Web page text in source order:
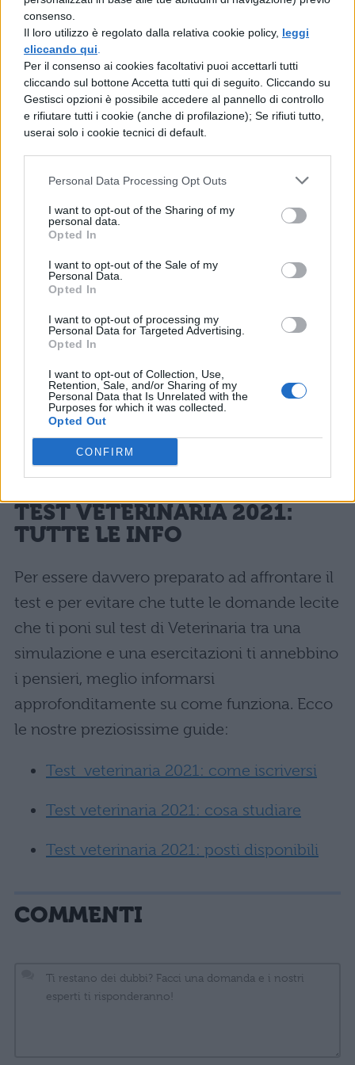
consenso.
Il loro utilizzo è regolato dalla relativa cookie policy, leggi
cliccando qui
Per il consenso ai cookies facoltativi puoi accettarli tutti
cliccando sul bottone Accetta tutti qui di seguito. Cliccando su
Gestisci opzioni è possibile accedere al pannello di controllo
e rifiutare tutti i cookie (anche di profilazione); Se rifiuti tutto,
userai solo i cookie tecnici di default.
Personal Data Processing Opt Outs
I want to opt-out of the Sharing of my
personal data.
Opted In
I want to opt-out of the Sale of my
Personal Data.
Opted In
I want to opt-out of processing my
Personal Data for Targeted Advertising.
Opted In
I want to opt-out of Collection, Use,
Retention, Sale, and/or Sharing of my
Personal Data that Is Unrelated with the
Purposes for which it was collected.
Opted Out
CONFIRM
Punti 3: Biologia
Punti 4: Chimica
Punti 5: Fisica e Matematica
Punti TOT: Punteggio totale del test
Visualizzando il vostro test e scoprendo il
sapere se avete totalizzato i
20 punti, soglia
unica nazionale, sperando di riuscire a
universitarie che avete scelto. A quel punto
non vi resterà che attendere la pubblicazione
della graduatoria. Per saperne di più
consultate la nostra apposita guida:
Test veterinaria 2021: come funziona la
graduatoria
TEST VETERINARIA 2021:
TUTTE LE INFO
Per essere davvero preparato ad affrontare il
test e per evitare che tutte le domande lecite
che ti poni sul test di Veterinaria tra una
simulazione e una esercitazioni ti annebbino
i pensieri, meglio informarsi
approfonditamente su come funziona. Ecco
le nostre preziosissime guide:
Test veterinaria 2021: come iscriversi
Test veterinaria 2021: cosa studiare
Test veterinaria 2021: posti disponibili
COMMENTI